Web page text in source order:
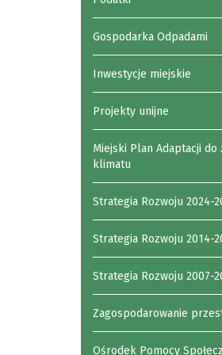
Gospodarka Odpadami
Inwestycje miejskie
Projekty unijne
Miejski Plan Adaptacji do
klimatu
Strategia Rozwoju 2024-
Strategia Rozwoju 2014-
Strategia Rozwoju 2007-
Zagospodarowanie
Ośrodek Pomocy